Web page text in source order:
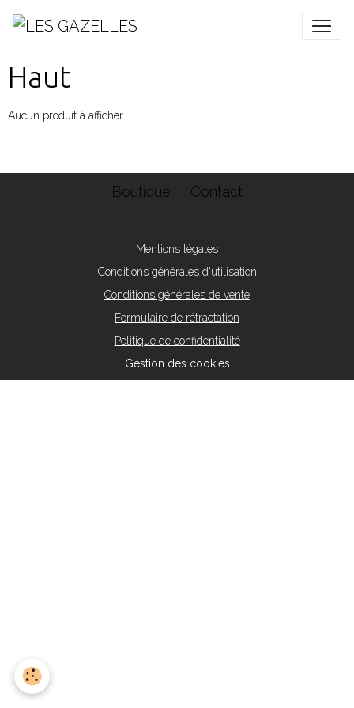
Haut
Aucun produit à afficher
Boutique Contact
Mentions légales
Conditions générales d'utilisation
Conditions générales de vente
Formulaire de rétractation
Politique de confidentialité
Gestion des cookies